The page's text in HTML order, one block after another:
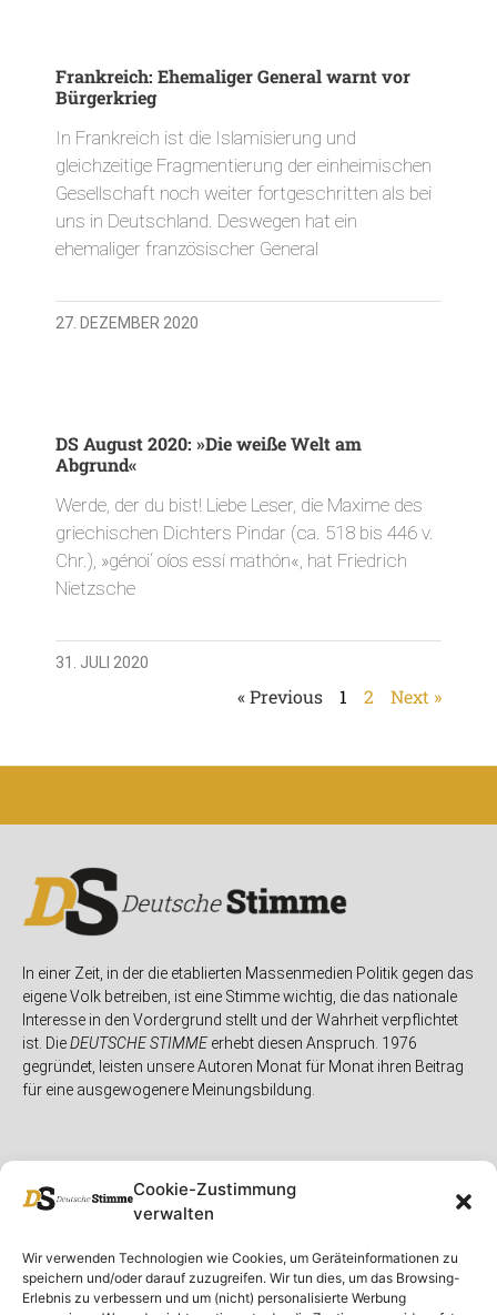
Cookie-Zustimmung
verwalten
Wir verwenden Technologien wie Cookies, um Geräteinformationen zu
speichern und/oder darauf zuzugreifen. Wir tun dies, um das Browsing-
Erlebnis zu verbessern und um (nicht) personalisierte Werbung
Frankreich: Ehemaliger General warnt vor
Bürgerkrieg
In Frankreich ist die Islamisierung und
gleichzeitige Fragmentierung der einheimischen
Gesellschaft noch weiter fortgeschritten als bei
uns in Deutschland. Deswegen hat ein
ehemaliger französischer General
27. DEZEMBER 2020
DS August 2020: »Die weiße Welt am
Abgrund«
Werde, der du bist! Liebe Leser, die Maxime des
griechischen Dichters Pindar (ca. 518 bis 446 v.
Chr.), »génoi‘ oíos essí mathón«, hat Friedrich
Nietzsche
31. JULI 2020
« Previous 1 2 Next »
In einer Zeit, in der die etablierten Massenmedien Politik gegen das
eigene Volk betreiben, ist eine Stimme wichtig, die das nationale
Interesse in den Vordergrund stellt und der Wahrheit verpflichtet
ist. DieDEUTSCHE STIMMEerhebt diesen Anspruch. 1976
gegründet, leisten unsere Autoren Monat für Monat ihren Beitrag
für eine ausgewogenere Meinungsbildung.
Unser Magazin
Spenden
Rubriken
Deutschland
Rechtliches
Rechtliche Hinweise